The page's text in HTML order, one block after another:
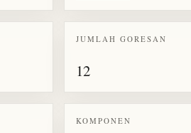
JUMLAH GORESAN
12
KOMPONEN